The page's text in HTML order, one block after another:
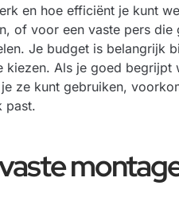
en hoe efficiënt je kunt
of voor een vaste pers
Je budget is belangrijk
kiezen. Als je goed begrijpt
ze kunt gebruiken,
past.